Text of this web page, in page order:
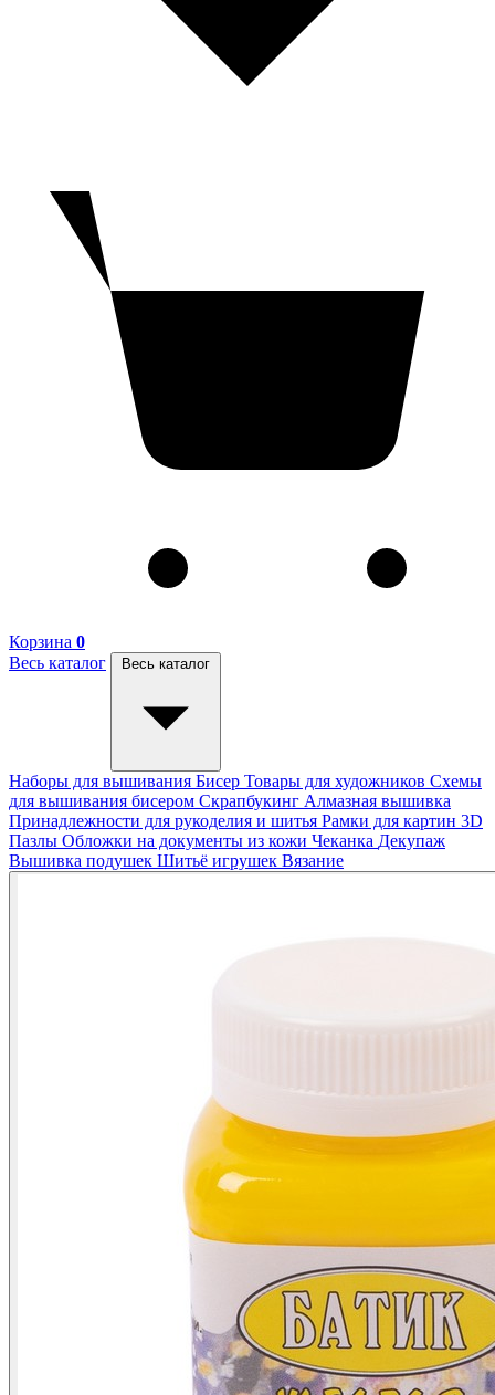
Корзина 0
Весь каталог
Весь каталог
Наборы для вышивания Бисер Товары для художников Схемы
для вышивания бисером Скрапбукинг Алмазная вышивка
Принадлежности для рукоделия и шитья Рамки для картин 3D
Пазлы Обложки на документы из кожи Чеканка Декупаж
Вышивка подушек Шитьё игрушек Вязание